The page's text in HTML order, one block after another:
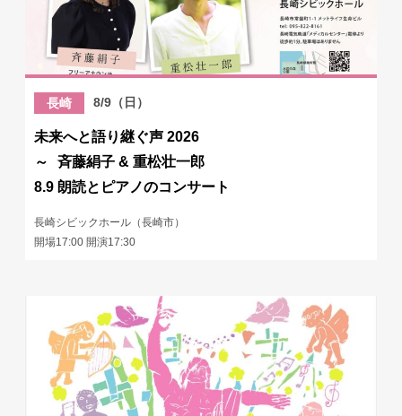
長崎 8/9（日）
未来へと語り継ぐ声 2026
～ 斉藤絹子 & 重松壮一郎
8.9 朗読とピアノのコンサート
長崎シビックホール（長崎市）
開場17:00 開演17:30